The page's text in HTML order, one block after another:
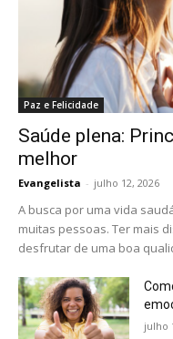
Paz e Felicidade
Saúde plena:
melhor
Evangelista - julho 12, 2026
A busca por uma vida
muitas pessoas. Ter mais
desfrutar de uma boa
julho